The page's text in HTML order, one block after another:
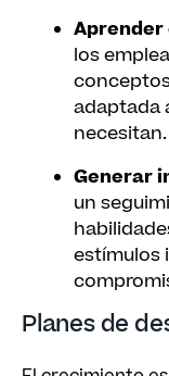
Aprender
los
adaptada
necesitan.
Generar
un
estímulos
Planes de